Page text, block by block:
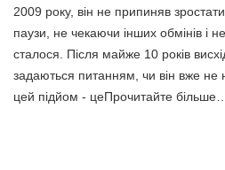
2009 року, він не припиняв
паузи, не чекаючи інших обмінів і
сталося. Після майже 10 років
задаються питанням, чи він вже не
цей підйом - цеПрочитайте більше…